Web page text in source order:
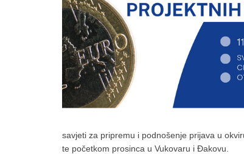
savjeti za pripremu i podnošenje prijava u
te početkom prosinca u Vukovaru i Đakovu.